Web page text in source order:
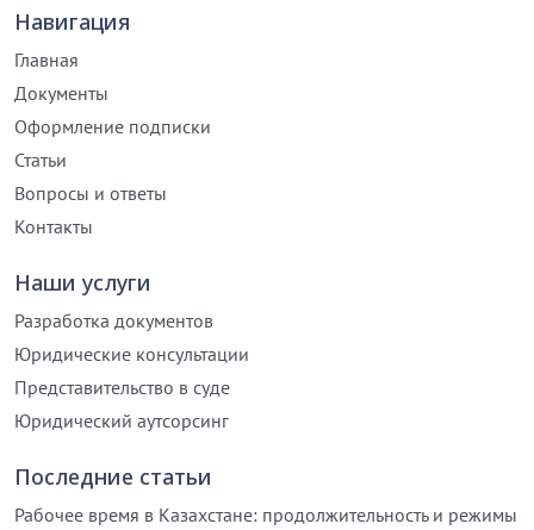
Навигация
Главная
Документы
Оформление подписки
Статьи
Вопросы и ответы
Контакты
Наши услуги
Разработка документов
Юридические консультации
Представительство в суде
Юридический аутсорсинг
Последние статьи
Рабочее время в Казахстане: продолжительность и режимы